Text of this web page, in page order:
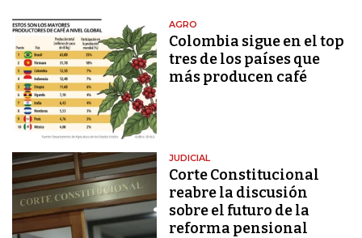
AGRO
Colombia sigue en el top
tres de los países que
más producen café
JUDICIAL
Corte Constitucional
reabre la discusión
sobre el futuro de la
reforma pensional